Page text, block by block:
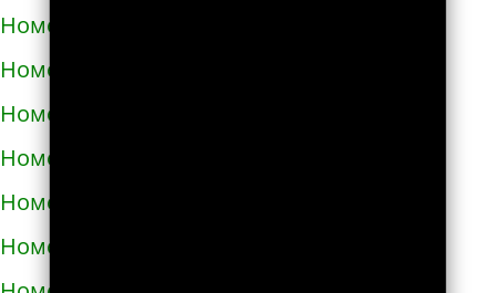
Номера телефонов такси в Терновке
Номера телефонов такси в Тернополе
Номера телефонов такси в Токмаке
Номера телефонов такси в Тростянце
Номера телефонов такси в Трускавце
Номера телефонов такси в Тульчине